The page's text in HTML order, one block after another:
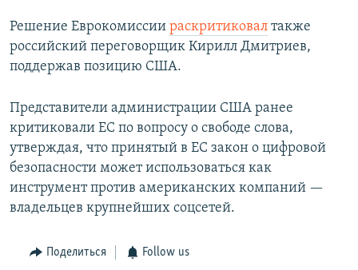
Решение Еврокомиссии раскритиковал также
российский переговорщик Кирилл Дмитриев,
поддержав позицию США.
Представители администрации США ранее
критиковали ЕС по вопросу о свободе слова,
утверждая, что принятый в ЕС закон о цифровой
безопасности может использоваться как
инструмент против американских компаний —
владельцев крупнейших соцсетей.
Поделиться Follow us